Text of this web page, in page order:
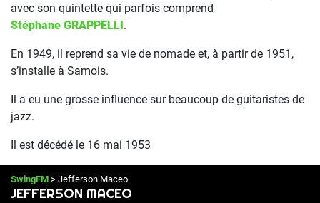
avec son quintette qui parfois comprend
Stéphane GRAPPELLI .
En 1949, il reprend sa vie de nomade et, à partir de 1951,
s’installe à Samois.
Il a eu une grosse influence sur beaucoup de guitaristes de
jazz.
Il est décédé le 16 mai 1953
SwingFM > Jefferson Maceo
JEFFERSON MACEO